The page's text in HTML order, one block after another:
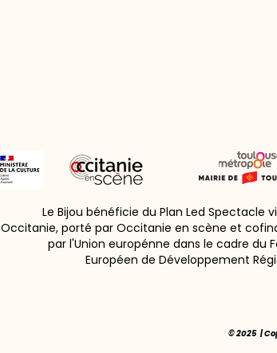
Le Bijou bénéficie du Plan Led Spectacle
Occitanie, porté par Occitanie en scène et
par l'Union europénne dans le cadre du
Européen de Développement
© 2025 |